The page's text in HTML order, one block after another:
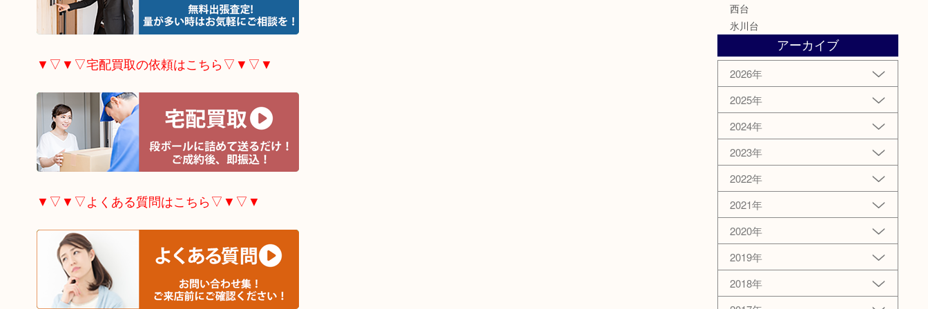
▼▽▼▽宅配買取の依頼はこちら▽▼▽▼
▼▽▼▽よくある質問はこちら▽▼▽▼
西台
氷川台
アーカイブ
2026年
2025年
2024年
2023年
2022年
2021年
2020年
2019年
2018年